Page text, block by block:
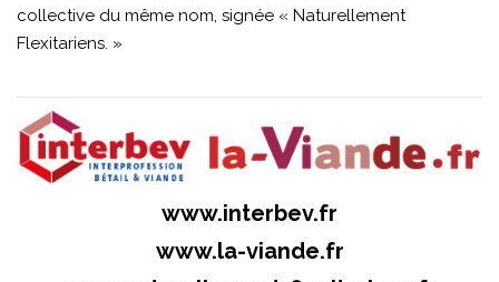
collective du même nom, signée « Naturellement
Flexitariens. »
www.interbev.fr
www.la-viande.fr